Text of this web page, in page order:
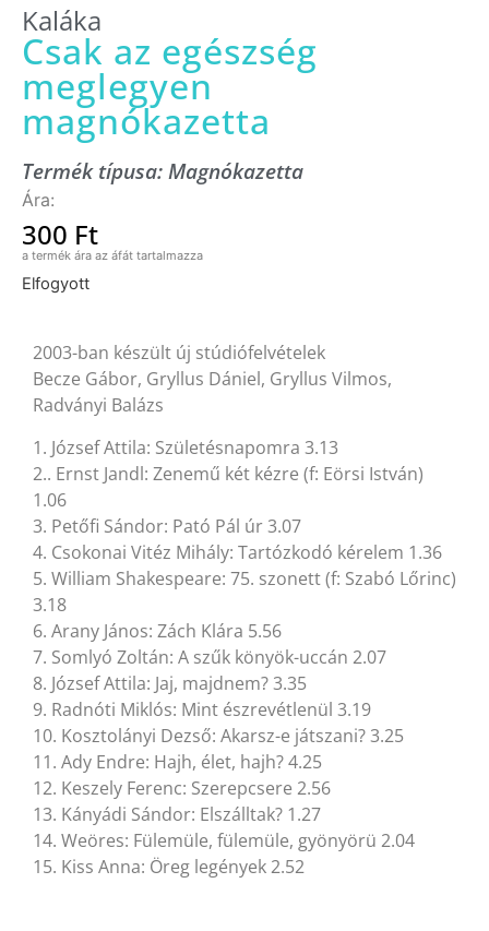
Kaláka
Csak az egészség
meglegyen
magnókazetta
Termék típusa:Magnókazetta
300 Ft
Elfogyott
2003-ban készült új stúdiófelvételek
Becze Gábor, Gryllus Dániel, Gryllus Vilmos,
Radványi Balázs
1. József Attila: Születésnapomra 3.13
2.. Ernst Jandl: Zenemű két kézre (f: Eörsi István)
1.06
3. Petőfi Sándor: Pató Pál úr 3.07
4. Csokonai Vitéz Mihály: Tartózkodó kérelem 1.36
5. William Shakespeare: 75. szonett (f: Szabó Lőrinc)
3.18
6. Arany János: Zách Klára 5.56
7. Somlyó Zoltán: A szűk könyök-uccán 2.07
8. József Attila: Jaj, majdnem? 3.35
9. Radnóti Miklós: Mint észrevétlenül 3.19
10. Kosztolányi Dezső: Akarsz-e játszani? 3.25
11. Ady Endre: Hajh, élet, hajh? 4.25
12. Keszely Ferenc: Szerepcsere 2.56
13. Kányádi Sándor: Elszálltak? 1.27
14. Weöres: Fülemüle, fülemüle, gyönyörü 2.04
15. Kiss Anna: Öreg legények 2.52